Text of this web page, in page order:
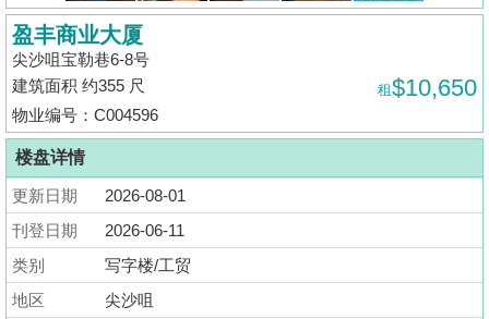
地
产
博
客
地
产
新
闻
数
据
盈丰商业大厦
尖沙咀宝勒巷6-8号
建筑面积 约355 尺
租$10,650
物业编号：C004596
楼盘详情
更新日期
2026-08-01
刊登日期
2026-06-11
类别
写字楼/工贸
地区
尖沙咀